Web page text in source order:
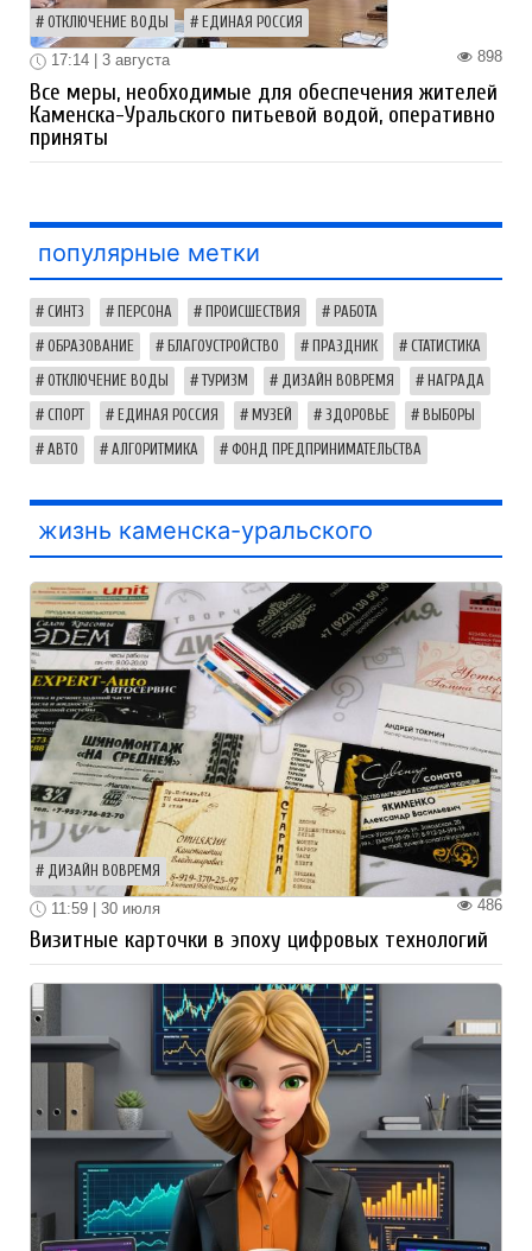
ОТКЛЮЧЕНИЕ ВОДЫ ЕДИНАЯ РОССИЯ
898
17:14 | 3 августа
Все меры, необходимые для обеспечения жителей
Каменска-Уральского питьевой водой, оперативно
приняты
популярные метки
СИНТЗ ПЕРСОНА ПРОИСШЕСТВИЯ РАБОТА
ОБРАЗОВАНИЕ БЛАГОУСТРОЙСТВО ПРАЗДНИК СТАТИСТИКА
ОТКЛЮЧЕНИЕ ВОДЫ ТУРИЗМ ДИЗАЙН ВОВРЕМЯ НАГРАДА
СПОРТ ЕДИНАЯ РОССИЯ МУЗЕЙ ЗДОРОВЬЕ ВЫБОРЫ
АВТО АЛГОРИТМИКА ФОНД ПРЕДПРИНИМАТЕЛЬСТВА
жизнь каменска-уральского
ДИЗАЙН ВОВРЕМЯ
486
11:59 | 30 июля
Визитные карточки в эпоху цифровых технологий